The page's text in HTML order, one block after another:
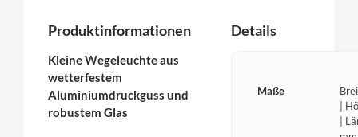
Produktinformationen
Kleine Wegeleuchte aus
wetterfestem
Aluminiumdruckguss und
robustem Glas
Details
Maße
|
|